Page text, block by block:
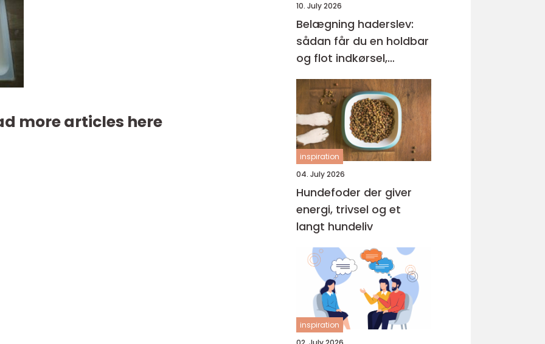
more articles here
10. July 2026
Belægning haderslev:
sådan får du en holdbar
og flot indkørsel,
terrasse og gårdsplads
inspiration
04. July 2026
Hundefoder der giver
energi, trivsel og et
langt hundeliv
inspiration